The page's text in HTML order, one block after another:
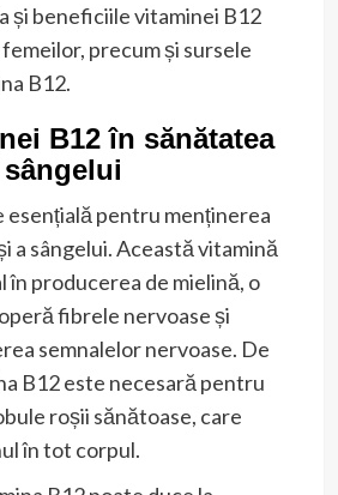
și beneficiile vitaminei B12
precum și sursele
B12.
B12 în sănătatea
esențială pentru menținerea
a sângelui. Această vitamină
în producerea de mielină, o
fibrele nervoase și
semnalelor nervoase. De
B12 este necesară pentru
roșii sănătoase, care
în tot corpul.